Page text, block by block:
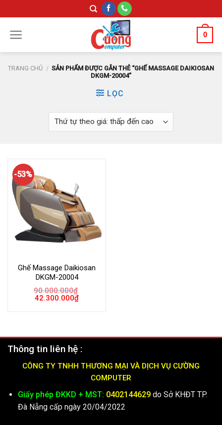
to
content
0
TRANG CHỦ / SẢN PHẨM ĐƯỢC GẮN THẺ “GHẾ MASSAGE DAIKIOSAN
DKGM-20004”
LỌC
-53%
Ghế Massage Daikiosan
DKGM-20004
90.000.000₫
Giá
42.300.000₫Giá
Thông tin liên hệ :
CÔNG TY TNHH THƯƠNG MẠI VÀ DỊCH VỤ CƯỜNG
COMPUTER
Giấy phép ĐKKD + MST: 0402144629do Sở KHĐT TP.
Đà Nẵng cấp ngày 20/04/2022